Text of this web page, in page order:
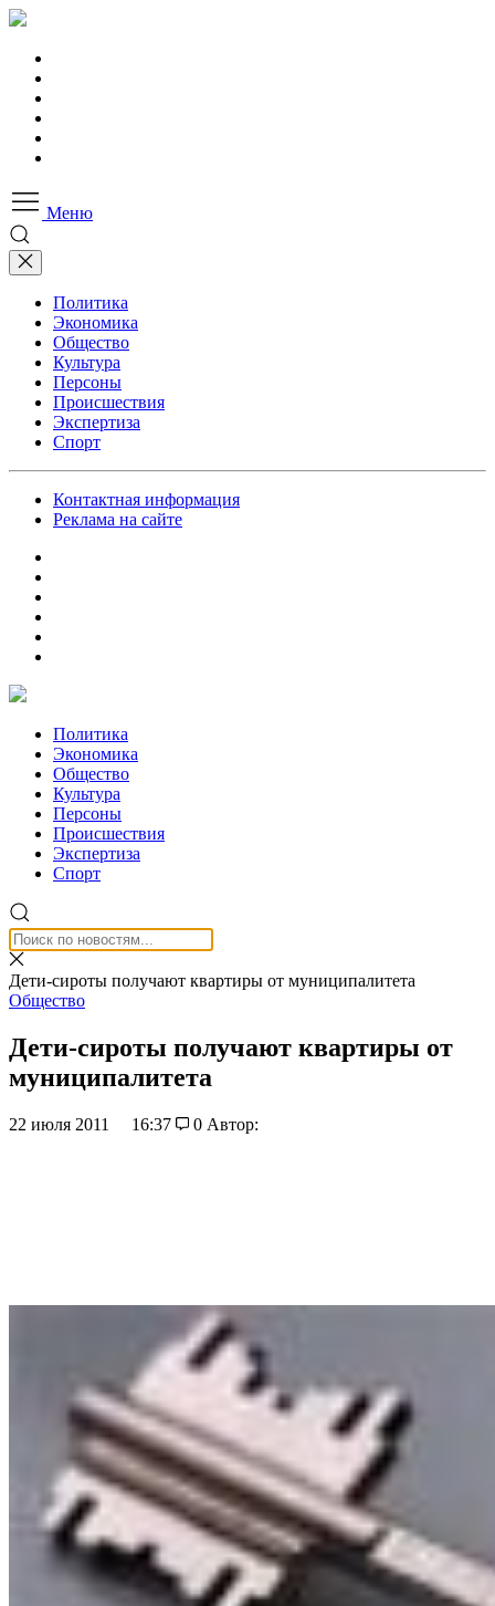
Меню
Политика
Экономика
Общество
Культура
Персоны
Происшествия
Экспертиза
Спорт
Контактная информация
Реклама на сайте
Политика
Экономика
Общество
Культура
Персоны
Происшествия
Экспертиза
Спорт
Дети-сироты получают квартиры от муниципалитета
Общество
Дети-сироты получают квартиры от
муниципалитета
22 июля 2011 16:37 0 Автор: